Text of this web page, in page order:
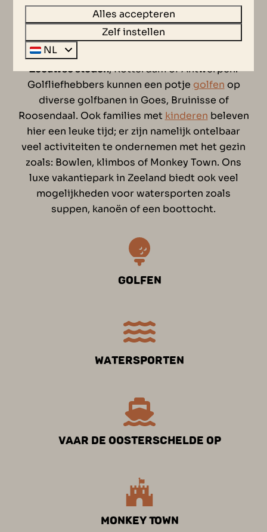
rustzoekers kunnen genieten van het
natuurrijke resort en de prachtige omgeving.
Voor de cultuurliefhebbers zijn er veel
omliggende steden die u kunt bezoeken zoals:
Zeeuwse steden, Rotterdam of Antwerpen.
Golfliefhebbers kunnen een potje golfen op
diverse golfbanen in Goes, Bruinisse of
Roosendaal. Ook families met kinderen beleven
hier een leuke tijd; er zijn namelijk ontelbaar
veel activiteiten te ondernemen met het gezin
zoals: Bowlen, klimbos of Monkey Town. Ons
luxe vakantiepark in Zeeland biedt ook veel
mogelijkheden voor watersporten zoals
suppen, kanoën of een boottocht.
Golfen
Watersporten
Vaar de Oosterschelde op
Monkey Town
Alles accepteren
Zelf instellen
NL